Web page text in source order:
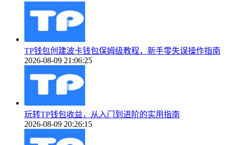
TP钱包创建波卡钱包保姆级教程，新手零失误操作指南
2026-08-09 21:06:25
玩转TP钱包收益，从入门到进阶的实用指南
2026-08-09 20:26:15